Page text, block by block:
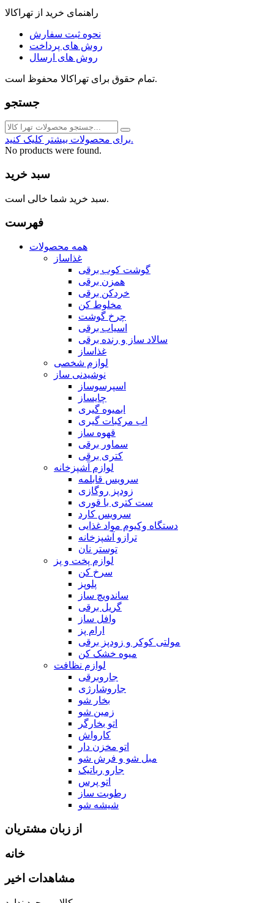
راهنمای خرید از تهراکالا
نحوه ثبت سفارش
روش های پرداخت
روش های ارسال
تمام حقوق برای تهراکالا محفوظ است.
جستجو
برای محصولات بیشتر کلیک کنید.
No products were found.
سبد خرید
سبد خرید شما خالی است.
فهرست
همه محصولات
غذاساز
گوشت کوب برقی
همزن برقی
خردکن برقی
مخلوط کن
چرخ گوشت
اسیاب برقی
سالاد ساز و رنده برقی
غذاساز
لوازم شخصی
نوشیدنی ساز
اسپرسوساز
چایساز
ابمیوه گیری
اب مرکبات گیری
قهوه ساز
سماور برقی
کتری برقی
لوازم آشپزخانه
سرویس قابلمه
زودپز روگازی
ست کتری با قوری
سرویس کارد
دستگاه وکیوم مواد غذایی
ترازو آشپزخانه
توستر نان
لوازم پخت و پز
سرخ کن
پلوپز
ساندویچ ساز
گریل برقی
وافل ساز
ارام پز
مولتی کوکر و زودپز برقی
میوه خشک کن
لوازم نظافت
جاروبرقی
جاروشارژی
بخار شو
زمین شو
اتو بخارگر
کارواش
اتو مخزن دار
مبل شو و فرش شو
جارو رباتیک
اتو پرس
رطوبت ساز
شیشه شو
از زبان مشتریان
خانه
مشاهدات اخیر